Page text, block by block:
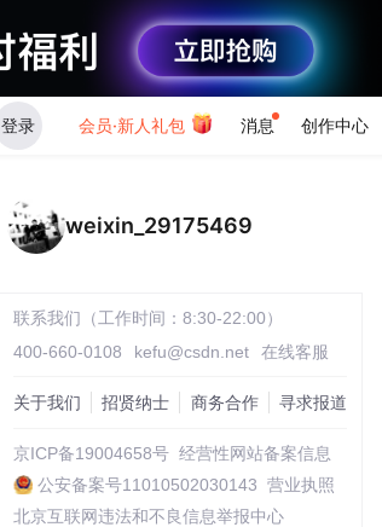
登录 会员·新人礼包 消息 创作中心
weixin_29175469
联系我们（工作时间：8:30-22:00）
400-660-0108
kefu@csdn.net 在线客服
关于我们 招贤纳士 商务合作 寻求报道
京ICP备19004658号 经营性网站备案信息
公安备案号11010502030143 营业执照
北京互联网违法和不良信息举报中心